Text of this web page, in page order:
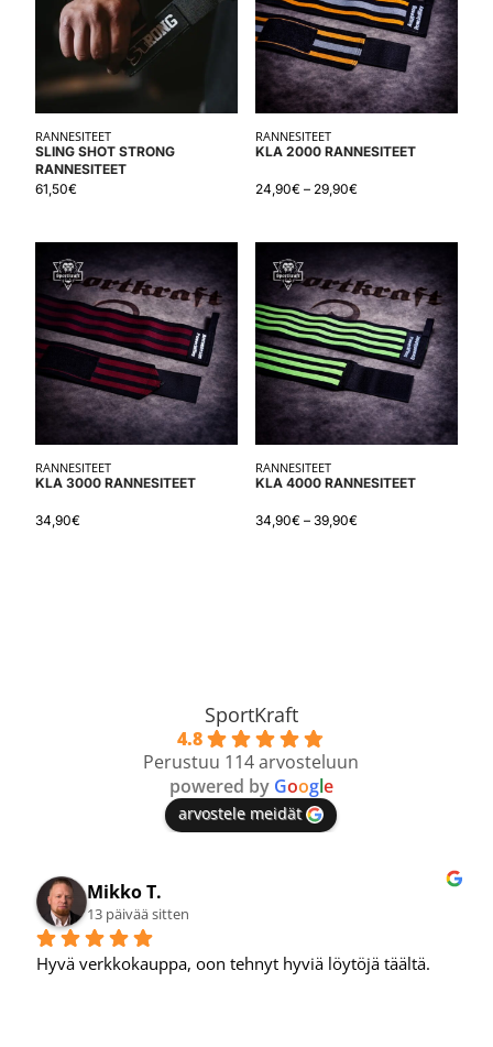
RANNESITEET
SLING SHOT STRONG
RANNESITEET
61,50€
RANNESITEET
KLA 2000 RANNESITEET
24,90€ – 29,90€
RANNESITEET
KLA 3000 RANNESITEET
34,90€
RANNESITEET
KLA 4000 RANNESITEET
34,90€ – 39,90€
SportKraft
4.8
Perustuu 114 arvosteluun
powered by Google
arvostele meidät
hyviä löytöjä täältä. Tosi hyvä verkkokauppa.